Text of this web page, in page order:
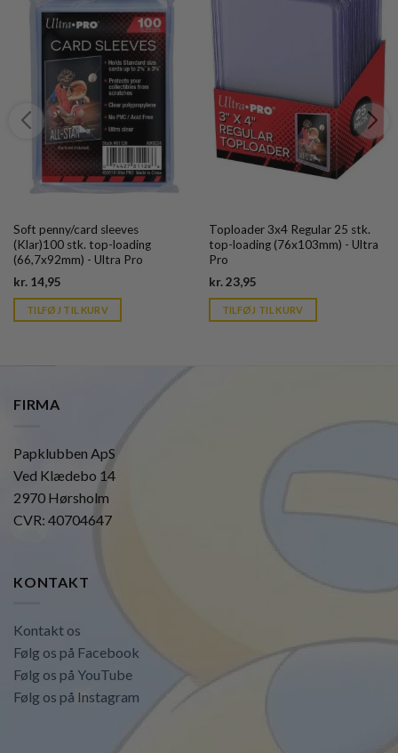
Soft penny/card sleeves
(Klar)100 stk. top-loading
(66,7x92mm) - Ultra Pro
kr. 14,95
is:
kr. 39,95.
TILFØJ TIL KURV
Toploader 3x4 Regular 25 stk.
top-loading (76x103mm) - Ultra
Pro
kr.23,95Current
is:
kr. 39,95.
TILFØJ TIL KURV
FIRMA
Papklubben ApS
Ved Klædebo 14
2970 Hørsholm
CVR: 40704647
KONTAKT
Kontakt os
Følg os på Facebook
Følg os på YouTube
Følg os på Instagram